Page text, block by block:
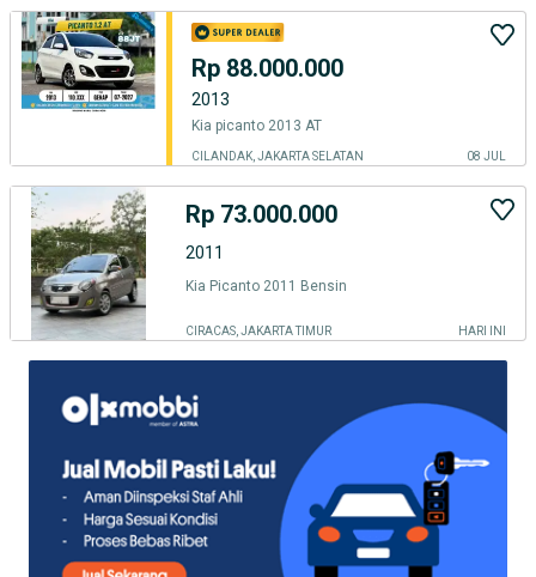
Rp 88.000.000
2013
Kia picanto 2013 AT
CILANDAK, JAKARTA SELATAN 08 JUL
Rp 73.000.000
2011
Kia Picanto 2011 Bensin
CIRACAS, JAKARTA TIMUR HARI INI